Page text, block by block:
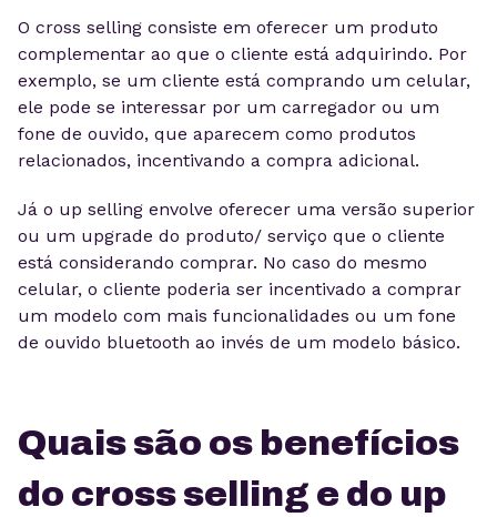
O cross selling consiste em oferecer um produto
complementar ao que o cliente está adquirindo. Por
exemplo, se um cliente está comprando um celular,
ele pode se interessar por um carregador ou um
fone de ouvido, que aparecem como produtos
relacionados, incentivando a compra adicional.
Já o up selling envolve oferecer uma versão superior
ou um upgrade do produto/ serviço que o cliente
está considerando comprar. No caso do mesmo
celular, o cliente poderia ser incentivado a comprar
um modelo com mais funcionalidades ou um fone
de ouvido bluetooth ao invés de um modelo básico.
Quais são os benefícios
do cross selling e do up